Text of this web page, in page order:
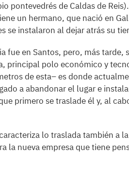
pontevedrés de Caldas de
un hermano, que nació en
se instalaron al dejar atrás su
fue en Santos, pero, más tarde,
principal polo económico y
de esta– es donde
a abandonar el lugar e
primero se traslade él y, al
lo traslada también a
la nueva empresa que tiene